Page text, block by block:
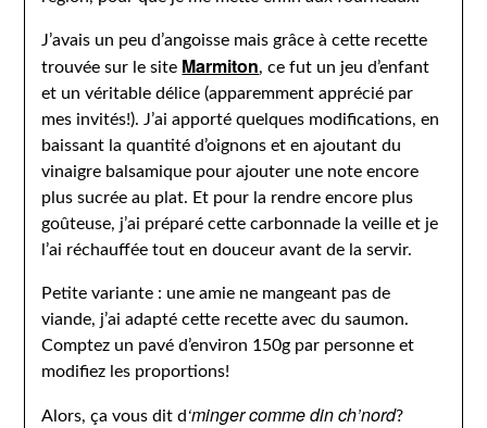
J’avais un peu d’angoisse mais grâce à cette recette
trouvée sur le site Marmiton, ce fut un jeu d’enfant
et un véritable délice (apparemment apprécié par
mes invités!). J’ai apporté quelques modifications, en
baissant la quantité d’oignons et en ajoutant du
vinaigre balsamique pour ajouter une note encore
plus sucrée au plat. Et pour la rendre encore plus
goûteuse, j’ai préparé cette carbonnade la veille et je
l’ai réchauffée tout en douceur avant de la servir.
Petite variante : une amie ne mangeant pas de
viande, j’ai adapté cette recette avec du saumon.
Comptez un pavé d’environ 150g par personne et
modifiez les proportions!
Alors, ça vous dit d ‘minger comme din ch’nord?